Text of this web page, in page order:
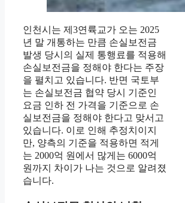
인천시는 제3연륙교가 오는 2025
년 말 개통하는 만큼 손실보전금
발생 당시의 실제 통행료를 적용해
손실보전금을 정해야 한다는 주장
을 펼치고 있습니다. 반면 국토부
는 손실보전금 협약 당시 기준인
요금 인하 전 가격을 기준으로 손
실보전금을 정해야 한다고 맞서고
있습니다. 이로 인해 추정치이지
만, 양측의 기준을 적용하면 적게
는 2000억 원에서 많게는 6000억
원까지 차이가 나는 것으로 알려졌
습니다.